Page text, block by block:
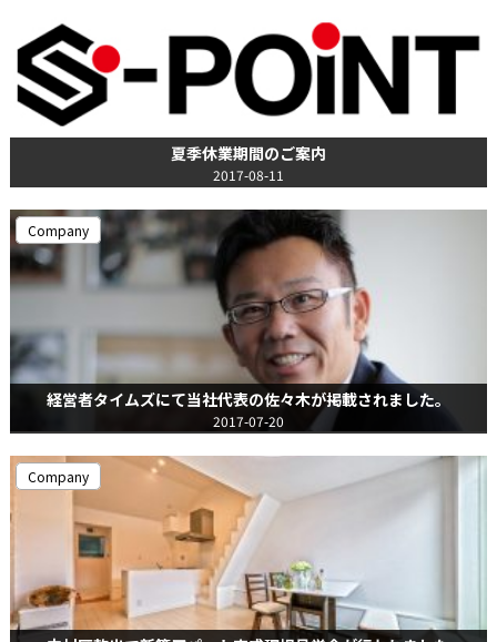
夏季休業期間のご案内
2017-08-11
Company
経営者タイムズにて当社代表の佐々木が掲載されました。
2017-07-20
Company